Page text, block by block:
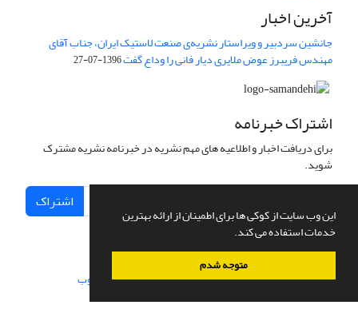
این وب سایت از کوکی ها برای اطمینان از ارائه بهترین
خدمات استفاده می کند.
متوجه شدم
آخرین اخبار
جانشین سردبیر و ویراستار نشریه‌ی صنعت لاستیک ایران، جناب آقای
مهندس فریبرز عوض ملایری دیار فانی را وداع گفت1396-07-27
اشتراک خبرنامه
برای دریافت اخبار و اطلاعیه های مهم نشریه در خبرنامه نشریه مشترک
شوید.
اشتراک
سامانه مدیریت نشریات علمی.طراحی و پیاده سازی از سیناوب